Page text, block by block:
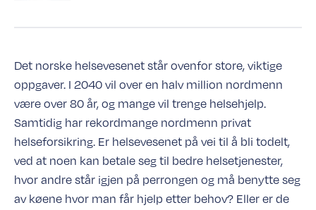
Det norske helsevesenet står ovenfor store, viktige
oppgaver. I 2040 vil over en halv million nordmenn
være over 80 år, og mange vil trenge helsehjelp.
Samtidig har rekordmange nordmenn privat
helseforsikring. Er helsevesenet på vei til å bli todelt,
ved at noen kan betale seg til bedre helsetjenester,
hvor andre står igjen på perrongen og må benytte seg
av køene hvor man får hjelp etter behov? Eller er de